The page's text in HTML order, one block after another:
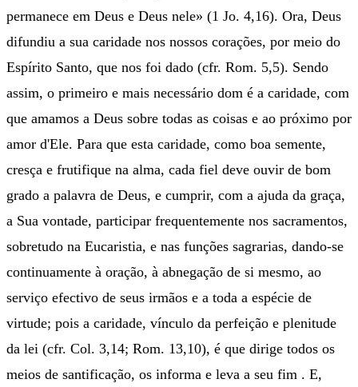
permanece em Deus e Deus nele» (1 Jo. 4,16). Ora, Deus
difundiu a sua caridade nos nossos corações, por meio do
Espírito Santo, que nos foi dado (cfr. Rom. 5,5). Sendo
assim, o primeiro e mais necessário dom é a caridade, com
que amamos a Deus sobre todas as coisas e ao próximo por
amor d'Ele. Para que esta caridade, como boa semente,
cresça e frutifique na alma, cada fiel deve ouvir de bom
grado a palavra de Deus, e cumprir, com a ajuda da graça,
a Sua vontade, participar frequentemente nos sacramentos,
sobretudo na Eucaristia, e nas funções sagrarias, dando-se
continuamente à oração, à abnegação de si mesmo, ao
serviço efectivo de seus irmãos e a toda a espécie de
virtude; pois a caridade, vínculo da perfeição e plenitude
da lei (cfr. Col. 3,14; Rom. 13,10), é que dirige todos os
meios de santificação, os informa e leva a seu fim . E,